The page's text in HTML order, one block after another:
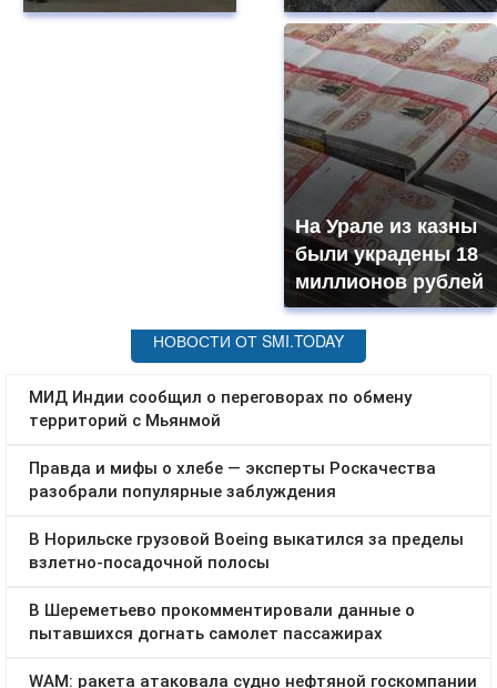
На Урале из казны
были украдены 18
миллионов рублей